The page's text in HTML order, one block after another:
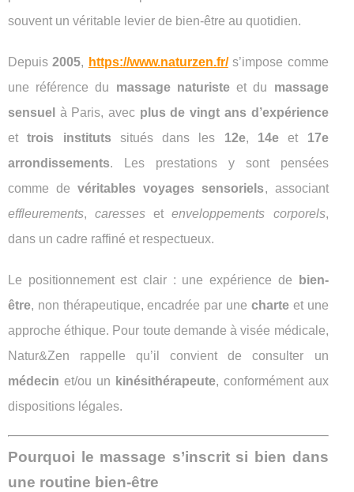
souvent un véritable levier de bien-être au quotidien.
Depuis2005, https://www.naturzen.fr/s’impose comme
une référence du massage naturisteet du massage
sensuel à Paris, avec plus de vingt ans d’expérience
ettrois instituts situés dans les 12e, 14e et 17e
arrondissements. Les prestations y sont pensées
comme devéritables voyages sensoriels, associant
effleurements,caresses etenveloppements corporels,
dans un cadre raffiné et respectueux.
Le positionnement est clair : une expérience de
bien-
être, non thérapeutique, encadrée par une charteet une
approche éthique. Pour toute demande à visée médicale,
Natur&Zen rappelle qu’il convient de consulter un
médecin et/ou un kinésithérapeute, conformément aux
dispositions légales.
Pourquoi le massage s’inscrit si bien dans
une routine bien-être